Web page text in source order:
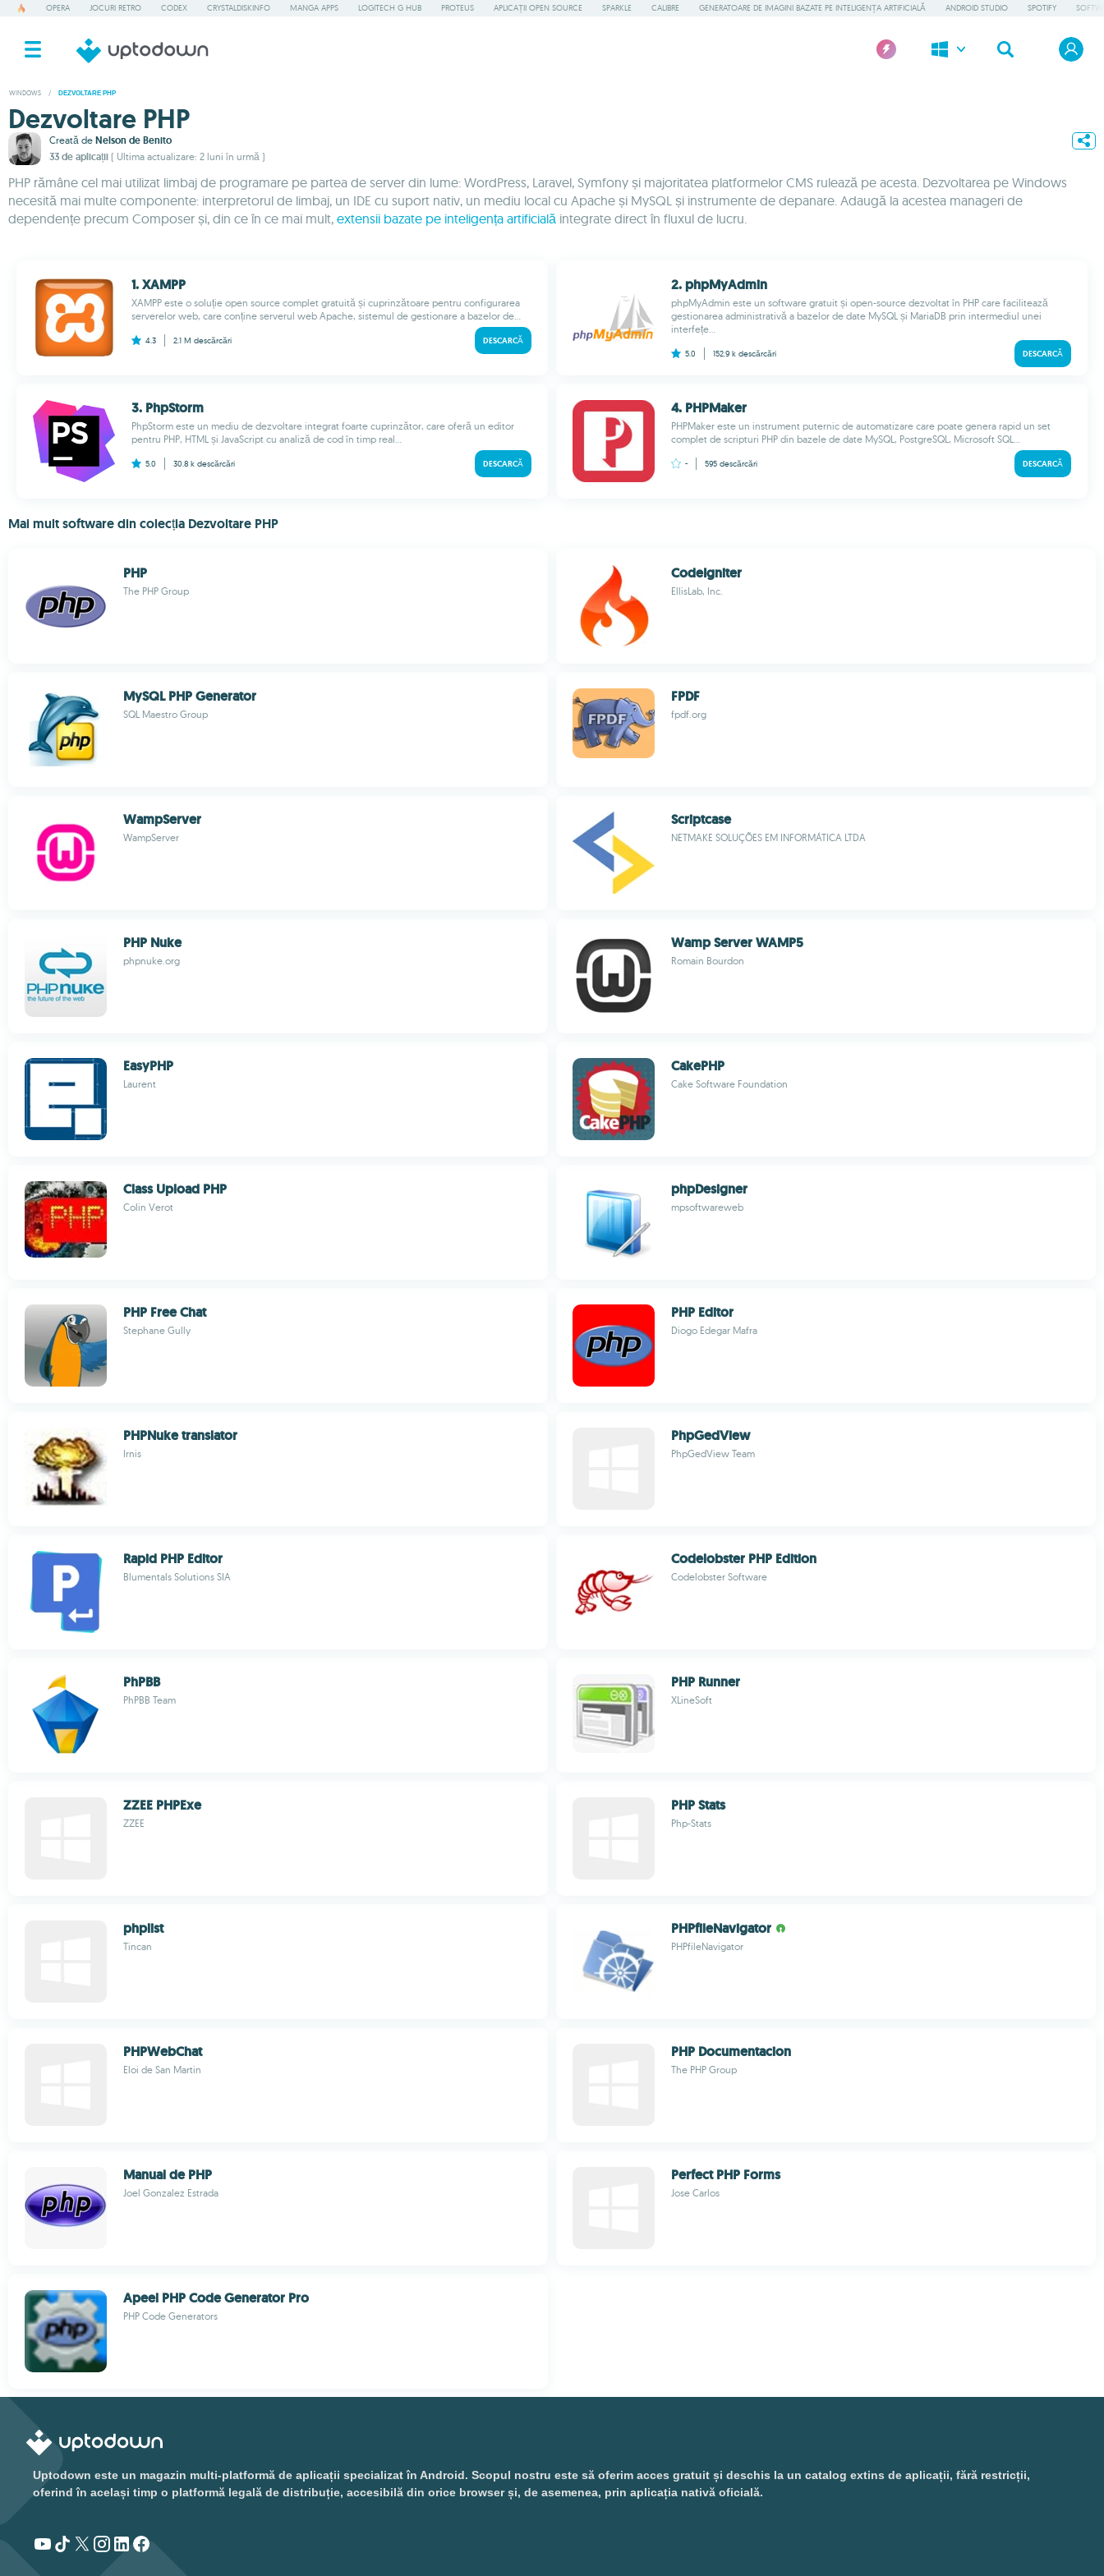
OPERA JOCURI RETRO CODEX CRYSTALDISKINFO MANGA APPS LOGITECH G HUB PROTEUS APLICAȚII OPEN SOURCE SPARKLE CALIBRE GENERATOARE DE IMAGINI BAZATE PE INTELIGENȚA ARTIFICIALĂ ANDROID STUDIO SPOTIFY
WINDOWS / DEZVOLTARE PHP
Dezvoltare PHP
Creată de Nelson de Benito
33 de aplicații ( Ultima actualizare: 2 luni în urmă )
PHP rămâne cel mai utilizat limbaj de programare pe partea de server din lume: WordPress, Laravel, Symfony și majoritatea platformelor CMS rulează pe acesta. Dezvoltarea pe Windows
necesită mai multe componente: interpretorul de limbaj, un IDE cu suport nativ, un mediu local cu Apache și MySQL și instrumente de depanare. Adaugă la acestea manageri de
dependențe precum Composer și, din ce în ce mai mult, extensii bazate pe inteligența artificială integrate direct în fluxul de lucru.
1. XAMPP
XAMPP este o soluție open source complet gratuită și cuprinzătoare pentru configurarea
serverelor web, care conține serverul web Apache, sistemul de gestionare a bazelor de...
4.3 2.1 M descărcări DESCARCĂ
2. phpMyAdmin
phpMyAdmin este un software gratuit și open-source dezvoltat în PHP care facilitează
gestionarea administrativă a bazelor de date MySQL și MariaDB prin intermediul unei
interfețe...
5.0 152.9 k descărcări DESCARCĂ
3. PhpStorm
PhpStorm este un mediu de dezvoltare integrat foarte cuprinzător, care oferă un editor
pentru PHP, HTML și JavaScript cu analiză de cod în timp real...
5.0 30.8 k descărcări DESCARCĂ
4. PHPMaker
PHPMaker este un instrument puternic de automatizare care poate genera rapid un set
complet de scripturi PHP din bazele de date MySQL, PostgreSQL, Microsoft SQL...
- 595 descărcări DESCARCĂ
Mai mult software din colecția Dezvoltare PHP
PHP
The PHP Group
CodeIgniter
EllisLab, Inc.
MySQL PHP Generator
SQL Maestro Group
FPDF
fpdf.org
WampServer
WampServer
Scriptcase
NETMAKE SOLUÇÕES EM INFORMÁTICA LTDA
PHP Nuke
phpnuke.org
Wamp Server WAMP5
Romain Bourdon
EasyPHP
Laurent
CakePHP
Cake Software Foundation
Class Upload PHP
Colin Verot
phpDesigner
mpsoftwareweb
PHP Free Chat
Stephane Gully
PHP Editor
Diogo Edegar Mafra
PHPNuke translator
Irnis
PhpGedView
PhpGedView Team
Rapid PHP Editor
Blumentals Solutions SIA
Codelobster PHP Edition
Codelobster Software
PhPBB
PhPBB Team
PHP Runner
XLineSoft
ZZEE PHPExe
ZZEE
PHP Stats
Php-Stats
phplist
Tincan
PHPfileNavigator
PHPfileNavigator
PHPWebChat
Eloi de San Martin
PHP Documentacion
The PHP Group
Manual de PHP
Joel Gonzalez Estrada
Perfect PHP Forms
Jose Carlos
Apeel PHP Code Generator Pro
PHP Code Generators
Uptodown este un magazin multi-platformă de aplicații specializat în Android. Scopul nostru este să oferim acces gratuit și deschis la un catalog extins de aplicații, fără restricții,
oferind în același timp o platformă legală de distribuție, accesibilă din orice browser și, de asemenea, prin aplicația nativă oficială.